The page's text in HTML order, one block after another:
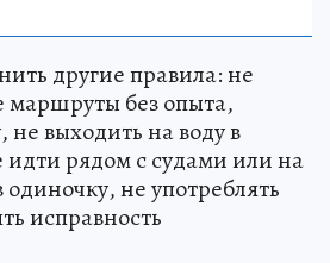
другие правила: не
без опыта,
не выходить на воду в
идти рядом с судами или на
одиночку, не употреблять
исправность